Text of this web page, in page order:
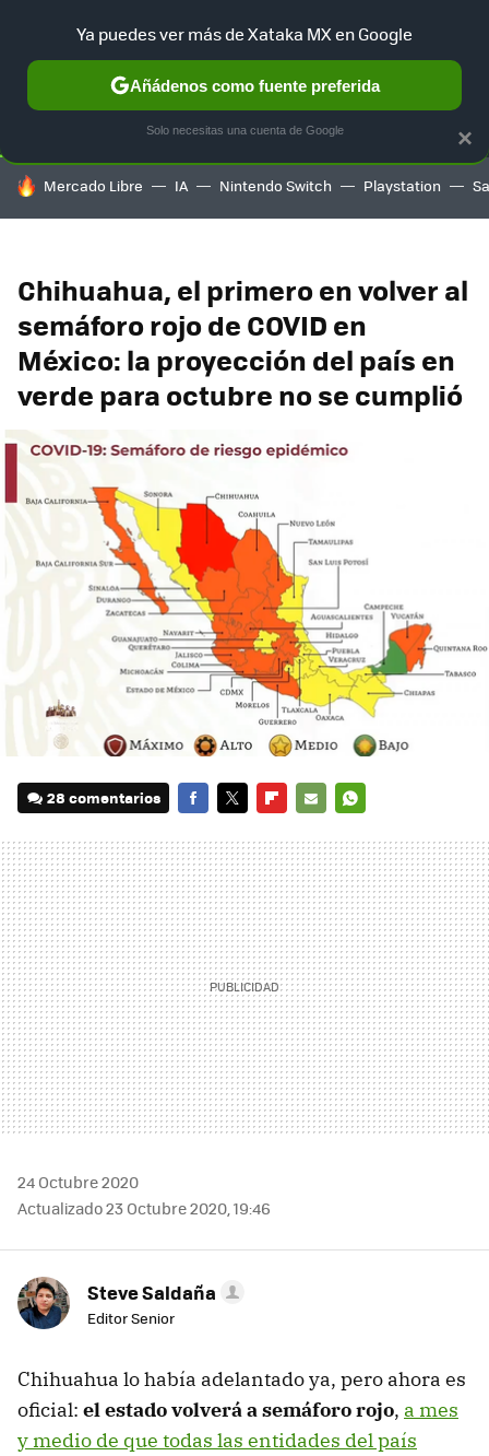
SELECCIÓN GAMING HOME AUTO TERRITORIO
HOY SE HABLA DE
Mercado Libre IA Nintendo Switch Playstation
Chihuahua, el primero en volver al
semáforo rojo de COVID en
México: la proyección del país en
verde para octubre no se cumplió
28 comentarios
MAIL
24 Octubre 2020
Actualizado 23 Octubre 2020, 19:46
Steve Saldaña
Editor Senior
Chihuahua lo había adelantado ya, pero ahora es
oficial: el estado volverá a semáforo rojo, a mes
y medio de que todas las entidades del país
×
Ya puedes ver más de Xataka MX en Google
Añádenos como fuente preferida
Solo necesitas una cuenta de Google